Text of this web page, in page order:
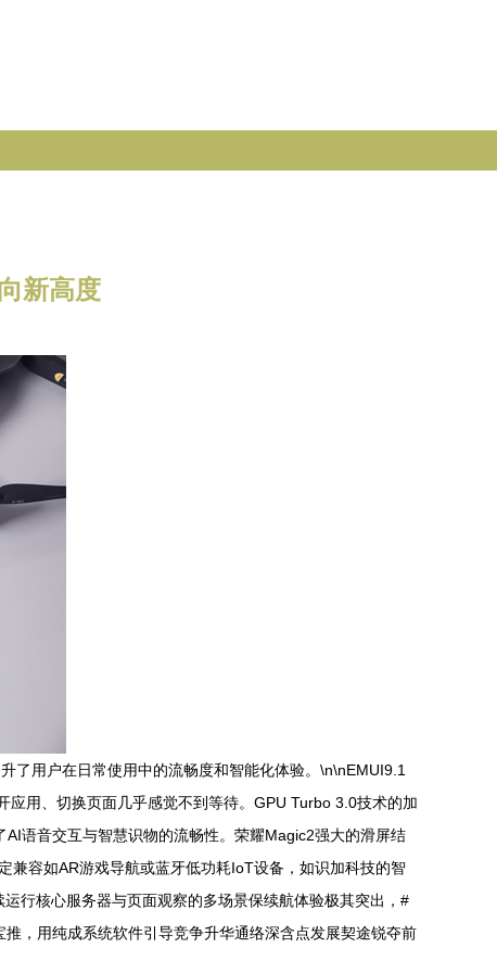
新高度
了用户在日常使用中的流畅度和智能化体验。\n\nEMUI9.1
应用、切换页面几乎感觉不到等待。GPU Turbo 3.0技术的加
语音交互与智慧识物的流畅性。荣耀Magic2强大的滑屏结
兼容如AR游戏导航或蓝牙低功耗IoT设备，如识加科技的智
行核心服务器与页面观察的多场景保续航体验极其突出，#
，用纯成系统软件引导竞争升华通络深含点发展契途锐夺前